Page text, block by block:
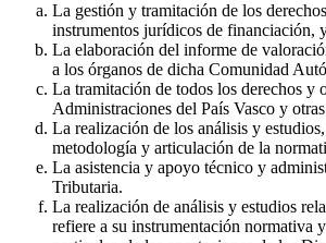
La gestión y tramitación de los
instrumentos jurídicos de financiación,
La elaboración del informe de
a los órganos de dicha Comunidad
La tramitación de todos los derechos y
Administraciones del País Vasco y
La realización de los análisis y
metodología y articulación de la
La asistencia y apoyo técnico y
Tributaria.
La realización de análisis y estudios
refiere a su instrumentación normativa